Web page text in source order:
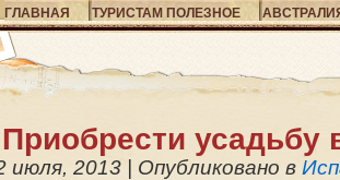
ГЛАВНАЯ ТУРИСТАМ ПОЛЕЗНОЕ
Приобрести усадьбу
июля, 2013 Опубликовано в